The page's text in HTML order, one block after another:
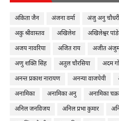
अंकिता जैन अंजना वर्मा अंजु अनु चौधरी
अकु श्रीवास्तव
अखिलेश अखिलेश्वर
अजय नावरिया
अजित राय अजीत
अणु शक्ति सिंह
अतुल चौरसिया अदम
अनन्त प्रकाश नारायण
अनन्या वाजपेयी
अनामिका
अनामिका अनु अनामिका
अनिल जनविजय
अनिल प्रभा कुमार